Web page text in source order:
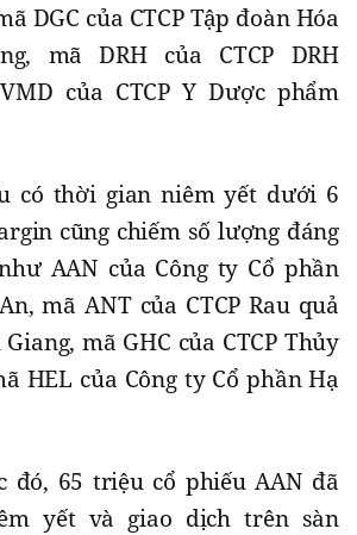
DGC của CTCP Tập đoàn Hóa
mã DRH của CTCP DRH
của CTCP Y Dược phẩm
có thời gian niêm yết dưới 6
cũng chiếm số lượng đáng
AAN của Công ty Cổ phần
mã ANT của CTCP Rau quả
mã GHC của CTCP Thủy
HEL của Công ty Cổ phần Hạ
đó, 65 triệu cổ phiếu AAN đã
yết và giao dịch trên sàn